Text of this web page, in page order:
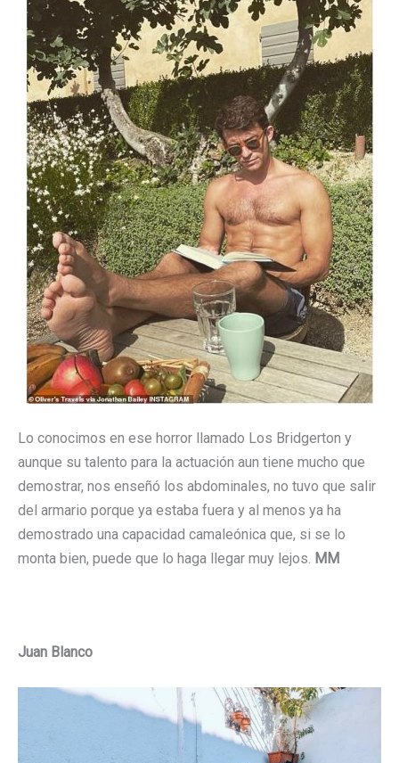
Lo conocimos en ese horror llamado Los Bridgerton y
aunque su talento para la actuación aun tiene mucho que
demostrar, nos enseñó los abdominales, no tuvo que salir
del armario porque ya estaba fuera y al menos ya ha
demostrado una capacidad camaleónica que, si se lo
monta bien, puede que lo haga llegar muy lejos. MM
Juan Blanco